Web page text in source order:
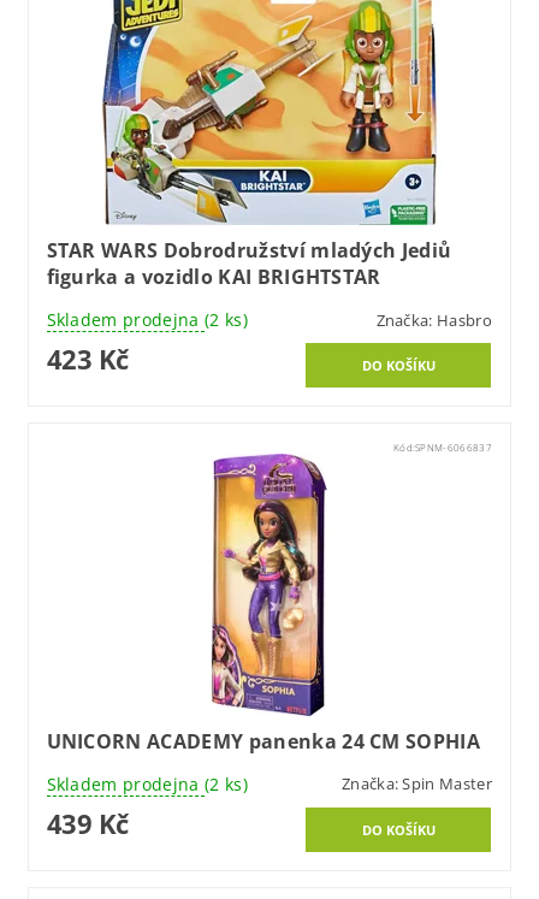
STAR WARS Dobrodružství mladých Jediů
figurka a vozidlo KAI BRIGHTSTAR
Skladem prodejna (2 ks) Značka: Hasbro
423 Kč
Kód:SPNM-6066837
UNICORN ACADEMY panenka 24 CM SOPHIA
Skladem prodejna (2 ks) Značka:Spin Master
439 Kč